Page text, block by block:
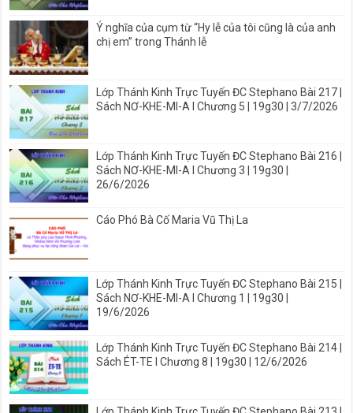
Ý nghĩa của cụm từ “Hy lễ của tôi cũng là của anh
chị em” trong Thánh lễ
Lớp Thánh Kinh Trực Tuyến ĐC Stephano Bài 217 |
Sách NƠ-KHE-MI-A I Chương 5 | 19g30 | 3/7/2026
Lớp Thánh Kinh Trực Tuyến ĐC Stephano Bài 216 |
Sách NƠ-KHE-MI-A I Chương 3 | 19g30 |
26/6/2026
Cáo Phó Bà Cố Maria Vũ Thị La
Lớp Thánh Kinh Trực Tuyến ĐC Stephano Bài 215 |
Sách NƠ-KHE-MI-A I Chương 1 | 19g30 |
19/6/2026
Lớp Thánh Kinh Trực Tuyến ĐC Stephano Bài 214 |
Sách ÉT-TE I Chương 8 | 19g30 | 12/6/2026